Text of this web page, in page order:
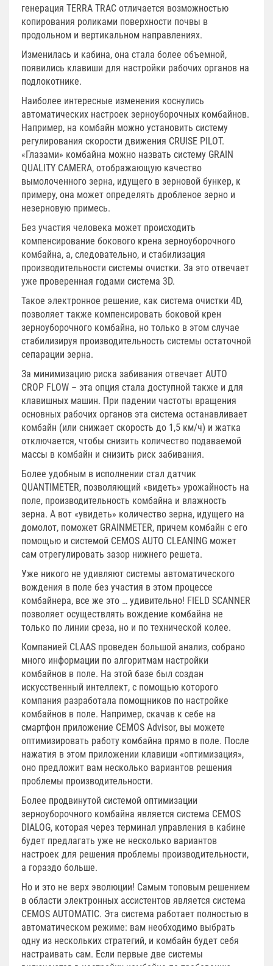
генерация TERRA TRAC отличается возможностью
копирования роликами поверхности почвы в
продольном и вертикальном направлениях.
Изменилась и кабина, она стала более объемной,
появились клавиши для настройки рабочих органов на
подлокотнике.
Наиболее интересные изменения коснулись
автоматических настроек зерноуборочных комбайнов.
Например, на комбайн можно установить систему
регулирования скорости движения CRUISE PILOT.
«Глазами» комбайна можно назвать систему GRAIN
QUALITY CAMERA, отображающую качество
вымолоченного зерна, идущего в зерновой бункер, к
примеру, она может определять дробленое зерно и
незерновую примесь.
Без участия человека может происходить
компенсирование бокового крена зерноуборочного
комбайна, а, следовательно, и стабилизация
производительности системы очистки. За это отвечает
уже проверенная годами система 3D.
Такое электронное решение, как система очистки 4D,
позволяет также компенсировать боковой крен
зерноуборочного комбайна, но только в этом случае
стабилизируя производительность системы остаточной
сепарации зерна.
За минимизацию риска забивания отвечает AUTO
CROP FLOW – эта опция стала доступной также и для
клавишных машин. При падении частоты вращения
основных рабочих органов эта система останавливает
комбайн (или снижает скорость до 1,5 км/ч) и жатка
отключается, чтобы снизить количество подаваемой
массы в комбайн и снизить риск забивания.
Более удобным в исполнении стал датчик
QUANTIMETER, позволяющий «видеть» урожайность на
поле, производительность комбайна и влажность
зерна. А вот «увидеть» количество зерна, идущего на
домолот, поможет GRAINMETER, причем комбайн с его
помощью и системой CEMOS AUTO CLEANING может
сам отрегулировать зазор нижнего решета.
Уже никого не удивляют системы автоматического
вождения в поле без участия в этом процессе
комбайнера, все же это … удивительно! FIELD SCANNER
позволяет осуществлять вождение комбайна не
только по линии среза, но и по технической колее.
Компанией CLAAS проведен большой анализ, собрано
много информации по алгоритмам настройки
комбайнов в поле. На этой базе был создан
искусственный интеллект, с помощью которого
компания разработала помощников по настройке
комбайнов в поле. Например, скачав к себе на
смартфон приложение CEMOS Advisor, вы можете
оптимизировать работу комбайна прямо в поле. После
нажатия в этом приложении клавиши «оптимизация»,
оно предложит вам несколько вариантов решения
проблемы производительности.
Более продвинутой системой оптимизации
зерноуборочного комбайна является система CEMOS
DIALOG, которая через терминал управления в кабине
будет предлагать уже не несколько вариантов
настроек для решения проблемы производительности,
а гораздо больше.
Но и это не верх эволюции! Самым топовым решением
в области электронных ассистентов является система
CEMOS AUTOMATIC. Эта система работает полностью в
автоматическом режиме: вам необходимо выбрать
одну из нескольких стратегий, и комбайн будет себя
настраивать сам. Если первые две системы